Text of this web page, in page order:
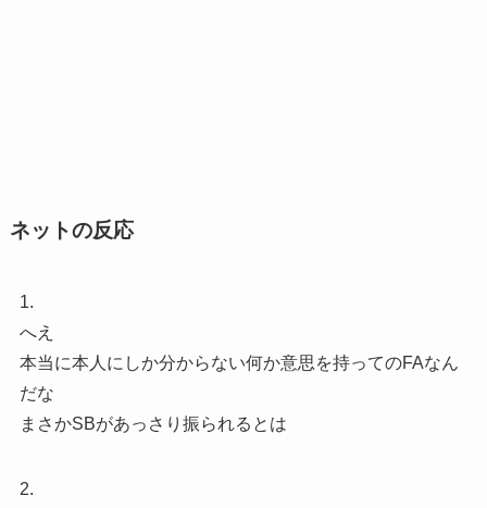
ネットの反応
1.
へえ
本当に本人にしか分からない何か意思を持ってのFAなん
だな
まさかSBがあっさり振られるとは
2.